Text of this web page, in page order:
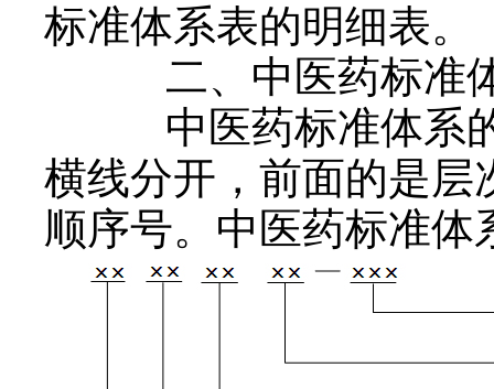
标准体系表的明细表。
二、中医药标准
中医药标准体系的
横线分开，前面的是层
顺序号。中医药标准